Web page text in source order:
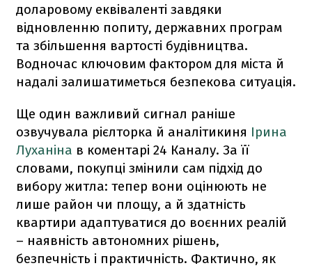
доларовому еквіваленті завдяки
відновленню попиту, державних програм
та збільшення вартості будівництва.
Водночас ключовим фактором для міста й
надалі залишатиметься безпекова ситуація.
Ще один важливий сигнал раніше
озвучувала рієлторка й аналітикиня Ірина
Луханіна в коментарі 24 Каналу. За її
словами, покупці змінили сам підхід до
вибору житла: тепер вони оцінюють не
лише район чи площу, а й здатність
квартири адаптуватися до воєнних реалій
– наявність автономних рішень,
безпечність і практичність. Фактично, як